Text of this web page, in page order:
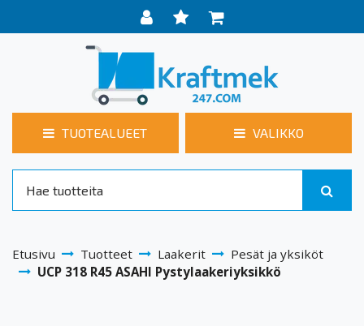
TUOTEALUEET VALIKKO
Etusivu Tuotteet Laakerit
Pesät ja yksiköt
UCP 318 R45 ASAHI Pystylaakeriyksikkö